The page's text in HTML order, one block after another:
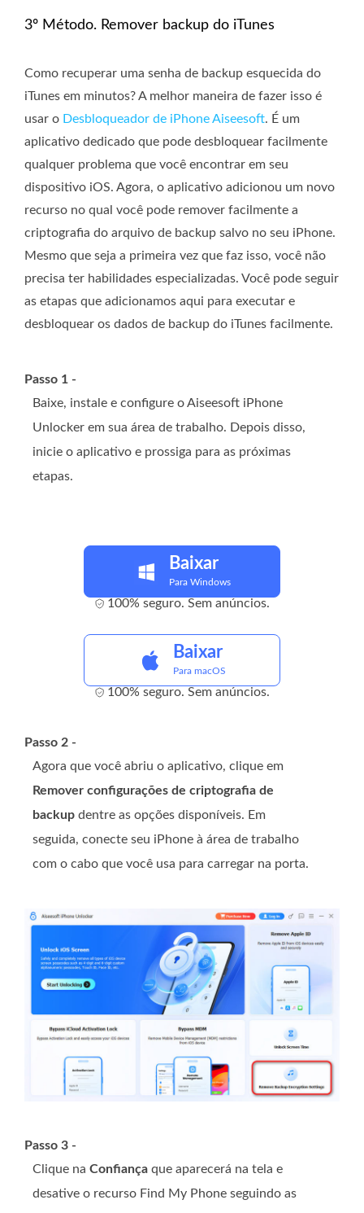
3º Método. Remover backup do iTunes
Como recuperar uma senha de backup esquecida do
iTunes em minutos? A melhor maneira de fazer isso é
usar o Desbloqueador de iPhone Aiseesoft. É um
aplicativo dedicado que pode desbloquear facilmente
qualquer problema que você encontrar em seu
dispositivo iOS. Agora, o aplicativo adicionou um novo
recurso no qual você pode remover facilmente a
criptografia do arquivo de backup salvo no seu iPhone.
Mesmo que seja a primeira vez que faz isso, você não
precisa ter habilidades especializadas. Você pode seguir
as etapas que adicionamos aqui para executar e
desbloquear os dados de backup do iTunes facilmente.
Passo 1 -
Baixe, instale e configure o Aiseesoft iPhone
Unlocker em sua área de trabalho. Depois disso,
inicie o aplicativo e prossiga para as próximas
etapas.
Baixar
Para Windows
100% seguro. Sem anúncios.
Baixar
Para macOS
100% seguro. Sem anúncios.
Passo 2 -
Agora que você abriu o aplicativo, clique em
Remover configurações de criptografia de
backup dentre as opções disponíveis. Em
seguida, conecte seu iPhone à área de trabalho
com o cabo que você usa para carregar na porta.
Passo 3 -
Clique na Confiança que aparecerá na tela e
desative o recurso Find My Phone seguindo as